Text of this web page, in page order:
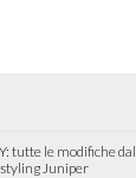
tutte le modifiche dal
Juniper